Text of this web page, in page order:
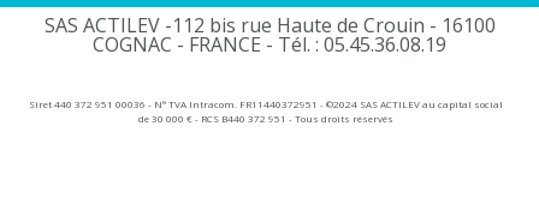
SAS ACTILEV -112 bis rue Haute de Crouin - 16100
COGNAC - FRANCE - Tél. : 05.45.36.08.19​
Siret 440 372 951 00036 - N° TVA Intracom. FR11440372951 - ©2024 SAS ACTILEV au capital social
de 30 000 € - RCS B440 372 951 - Tous droits réservés​​